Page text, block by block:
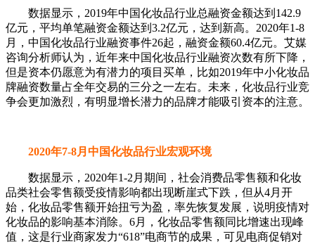
数据显示，2019年中国化妆品行业总融资金额达到142.9
亿元，平均单笔融资金额达到3.2亿元，达到新高。2020年1-8
月，中国化妆品行业融资事件26起，融资金额60.4亿元。艾媒
咨询分析师认为，近年来中国化妆品行业融资次数有所下降，
但是资本仍愿意为有潜力的项目买单，比如2019年中小化妆品
牌融资数量占全年交易的三分之一左右。未来，化妆品行业竞
争会更加激烈，有明显增长潜力的品牌才能吸引资本的注意。
2020年7-8月中国化妆品行业宏观环境
数据显示，2020年1-2月期间，社会消费品零售额和化妆
品类社会零售额受疫情影响都出现断崖式下跌，但从4月开
始，化妆品零售额开始扭亏为盈，率先恢复发展，说明疫情对
化妆品的影响基本消除。6月，化妆品零售额同比增速出现峰
值，这是行业商家发力“618”电商节的成果，可见电商促销对